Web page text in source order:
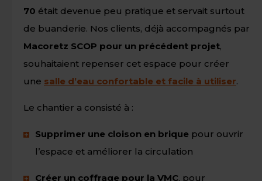
70 était devenue peu pratique et servait surtout
de buanderie. Nos clients, déjà accompagnés par
Macoretz SCOP pour un précédent projet,
souhaitaient repenser cet espace pour créer
une salle d’eau confortable et facile à utiliser.
Le chantier a consisté à :
Supprimer une cloison en brique pour ouvrir
l’espace et améliorer la circulation
Créer un coffrage pour la VMC, pour